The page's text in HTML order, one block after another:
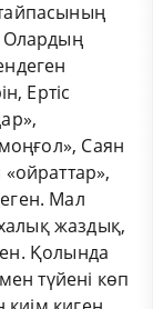
Олардың
Ертіс
Саян
Мал
жаздық,
Қолында
түйені көп